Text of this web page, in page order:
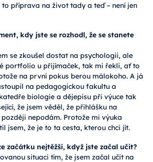
příprava na život tady a teď – není jen
kdy jste se rozhodl, že se stanete
se zkoušel dostat na psychologii, ale
portfolio u přijímaček, tak mi řekli, ať to
na první pokus berou málokoho. A já
na pedagogickou fakultu a
biologie a dějepisu při výuce tak
že jsem věděl, že přihlášku na
nepodám. Protože mi výuka
jsem, že je to ta cesta, kterou chci jít.
začátku nejtěžší, když jste začal učit?
situaci tím, že jsem začal učit na